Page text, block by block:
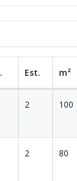
Est. m²
2 100
2 80